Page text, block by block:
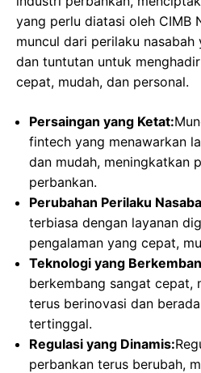
yang perlu diatasi oleh CIMB
muncul dari perilaku
dan tuntutan untuk
cepat, mudah, dan personal.
Persaingan yang Ketat:
fintech yang menawarkan
dan mudah, meningkatkan
perbankan.
Perubahan Perilaku
terbiasa dengan layanan
pengalaman yang cepat,
Teknologi yang
berkembang sangat cepat,
terus berinovasi dan
tertinggal.
Regulasi yang Dinamis:
perbankan terus berubah,